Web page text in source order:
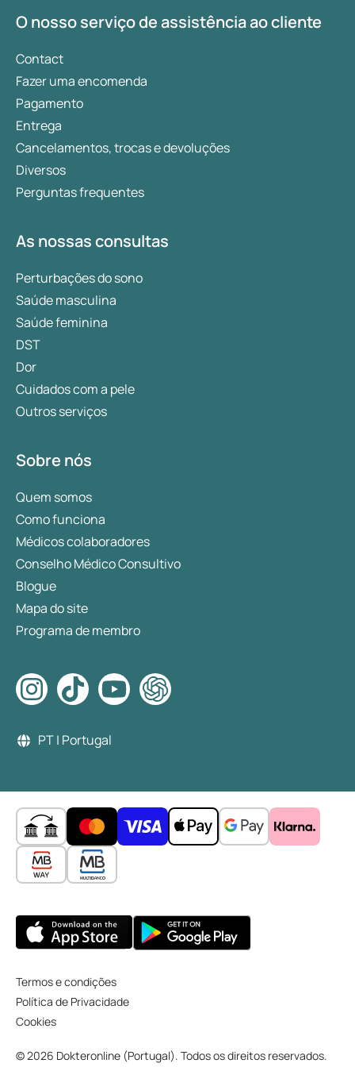
sono e apresentaremos dicas para reduzir este
O nosso serviço de assistência ao cliente
Contact
Fazer uma encomenda
Pagamento
Entrega
Cancelamentos, trocas e devoluções
Diversos
Perguntas frequentes
As nossas consultas
Perturbações do sono
Saúde masculina
Saúde feminina
DST
Dor
Cuidados com a pele
Outros serviços
Sobre nós
Quem somos
Como funciona
Médicos colaboradores
Conselho Médico Consultivo
Blogue
Mapa do site
Programa de membro
PT | Portugal
Termos e condições
Política de Privacidade
Cookies
© 2026 Dokteronline (Portugal). Todos os direitos reservados.